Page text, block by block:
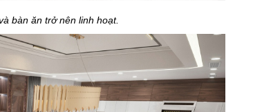
bàn ăn trở nên linh hoạt.